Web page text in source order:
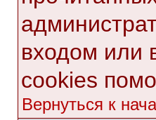
входом или
cookies
Вернуться к